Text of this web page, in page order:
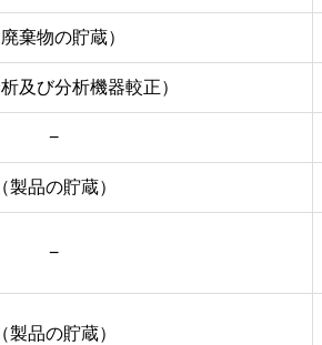
廃棄物の貯蔵）
析及び分析機器較正）
−
（製品の貯蔵）
−
（製品の貯蔵）